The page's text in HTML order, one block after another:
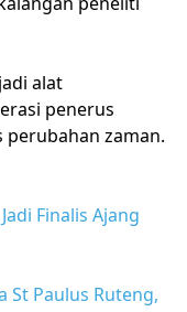
alat
penerus
zaman.
Finalis Ajang
St Paulus Ruteng,